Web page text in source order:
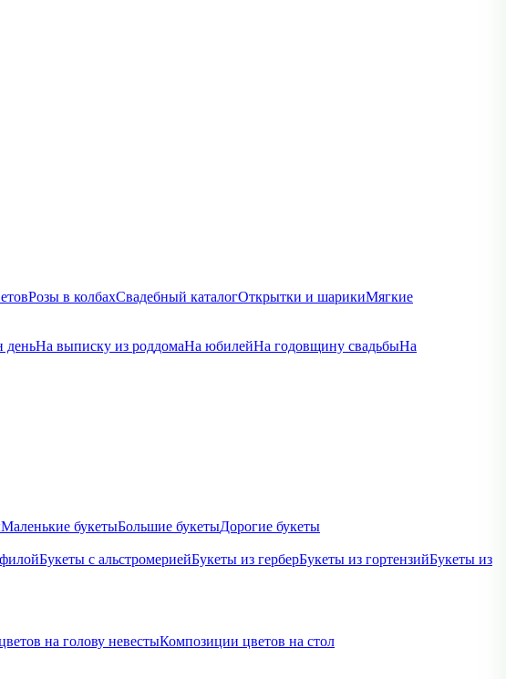
Розы в колбахСвадебный каталогОткрытки и шарикиМягкие
деньНа выписку из роддомаНа юбилейНа годовщину свадьбыНа
Маленькие букетыБольшие букетыДорогие букеты
Букеты с альстромериейБукеты из герберБукеты из гортензийБукеты из
на голову невестыКомпозиции цветов на стол